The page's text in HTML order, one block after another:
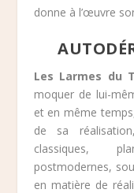
donne à l’œuvre
Les Larmes du
moquer de lui-
et en même
de sa
classiques,
postmodernes,
en matière de